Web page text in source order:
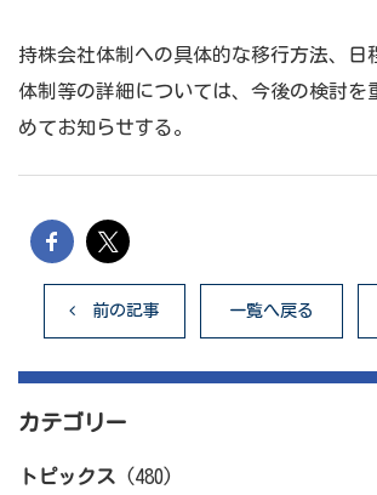
持株会社体制への具体的な移行方法、日
体制等の詳細については、今後の検討を
めてお知らせする。
前の記事 一覧へ戻る
カテゴリー
トピックス (480)